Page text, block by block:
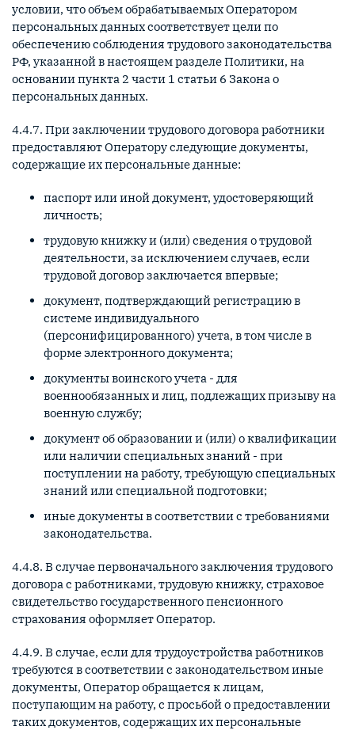
условии, что объем обрабатываемых Оператором
персональных данных соответствует цели по
обеспечению соблюдения трудового законодательства
РФ, указанной в настоящем разделе Политики, на
основании пункта 2 части 1 статьи 6 Закона о
персональных данных.
4.4.7. При заключении трудового договора работники
предоставляют Оператору следующие документы,
содержащие их персональные данные:
паспорт или иной документ, удостоверяющий
личность;
трудовую книжку и (или) сведения о трудовой
деятельности, за исключением случаев, если
трудовой договор заключается впервые;
документ, подтверждающий регистрацию в
системе индивидуального
(персонифицированного) учета, в том числе в
форме электронного документа;
документы воинского учета - для
военнообязанных и лиц, подлежащих призыву на
военную службу;
документ об образовании и (или) о квалификации
или наличии специальных знаний - при
поступлении на работу, требующую специальных
знаний или специальной подготовки;
иные документы в соответствии с требованиями
законодательства.
4.4.8. В случае первоначального заключения трудового
договора с работниками, трудовую книжку, страховое
свидетельство государственного пенсионного
страхования оформляет Оператор.
4.4.9. В случае, если для трудоустройства работников
требуются в соответствии с законодательством иные
документы, Оператор обращается к лицам,
поступающим на работу, с просьбой о предоставлении
таких документов, содержащих их персональные